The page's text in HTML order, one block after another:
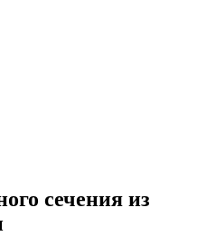
сечения из